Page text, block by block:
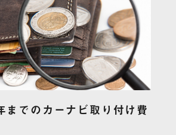
でのカーナビ取り付け費